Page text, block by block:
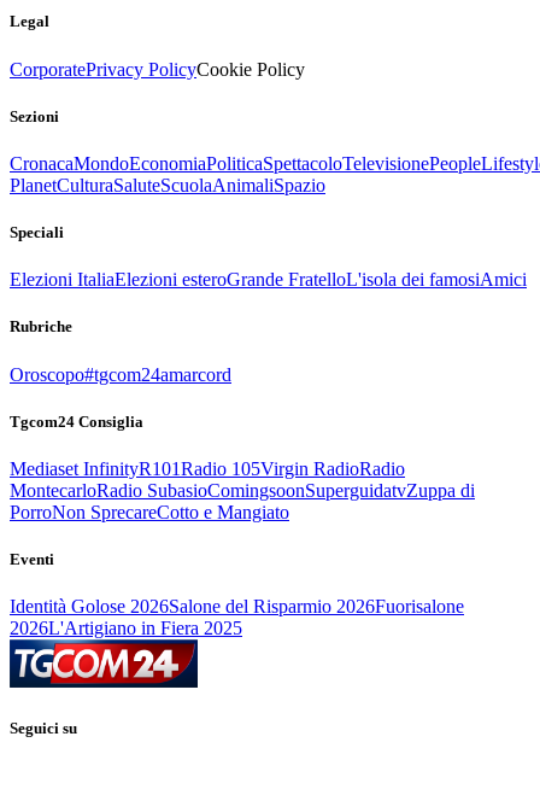
Legal
CorporatePrivacy PolicyCookie Policy
Sezioni
CronacaMondoEconomiaPoliticaSpettacoloTelevisionePeople
PlanetCulturaSaluteScuolaAnimaliSpazio
Speciali
Elezioni ItaliaElezioni esteroGrande FratelloL'isola dei famosiAmici
Rubriche
Oroscopo#tgcom24amarcord
Tgcom24 Consiglia
Mediaset InfinityR101Radio 105Virgin RadioRadio
MontecarloRadio SubasioComingsoonSuperguidatvZuppa di
PorroNon SprecareCotto e Mangiato
Eventi
Identità Golose 2026Salone del Risparmio 2026Fuorisalone
2026L'Artigiano in Fiera 2025
Seguici su